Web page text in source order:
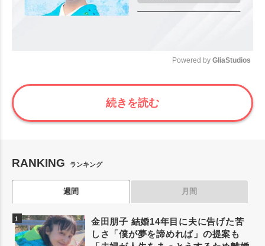
Mute
Powered by GliaStudios
続きを読む
RANKING ランキング
週間 月間
金田朋子 結婚14年目に夫に告げた苦
しさ「僕が夢を諦めれば」の提案も